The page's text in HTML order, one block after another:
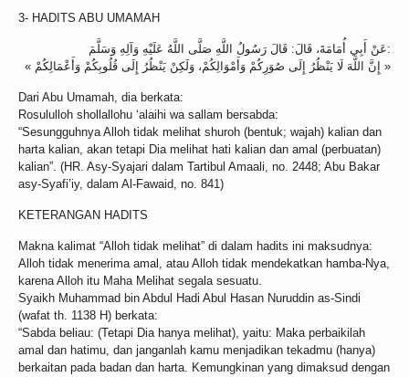
3- HADITS ABU UMAMAH
عَنْ أَبِي أُمَامَةَ، قَالَ: قَالَ رَسُولُ اللَّهِ صَلَّى اللَّهُ عَلَيْهِ وَآلِهِ وَسَلَّمَ:
« إِنَّ اللَّهَ لَا يَنْظُرُ إِلَى صُوَرِكُمْ وَأَمْوَالِكُمْ، وَلَكِنْ يَنْظُرُ إِلَى قُلُوبِكُمْ وَأَعْمَالِكُمْ »
Dari Abu Umamah, dia berkata:
Rosululloh shollallohu ‘alaihi wa sallam bersabda:
“Sesungguhnya Alloh tidak melihat shuroh (bentuk; wajah) kalian dan
harta kalian, akan tetapi Dia melihat hati kalian dan amal (perbuatan)
kalian”. (HR. Asy-Syajari dalam Tartibul Amaali, no. 2448; Abu Bakar
asy-Syafi’iy, dalam Al-Fawaid, no. 841)
KETERANGAN HADITS
Makna kalimat “Alloh tidak melihat” di dalam hadits ini maksudnya:
Alloh tidak menerima amal, atau Alloh tidak mendekatkan hamba-Nya,
karena Alloh itu Maha Melihat segala sesuatu.
Syaikh Muhammad bin Abdul Hadi Abul Hasan Nuruddin as-Sindi
(wafat th. 1138 H) berkata:
“Sabda beliau: (Tetapi Dia hanya melihat), yaitu: Maka perbaikilah
amal dan hatimu, dan janganlah kamu menjadikan tekadmu (hanya)
berkaitan pada badan dan harta. Kemungkinan yang dimaksud dengan